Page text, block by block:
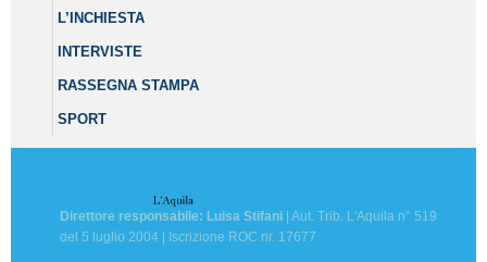
L’INCHIESTA
INTERVISTE
RASSEGNA STAMPA
SPORT
Direttore responsabile: Luisa Stifani | Aut. Trib. L'Aquila n° 519
del 5 luglio 2004 | Iscrizione ROC nr. 17677